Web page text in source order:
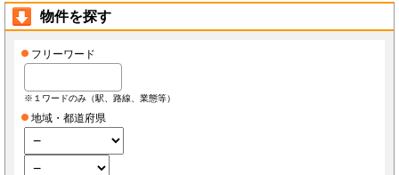
物件を探す
フリーワード
※１ワードのみ（駅、路線、業態等）
地域・都道府県